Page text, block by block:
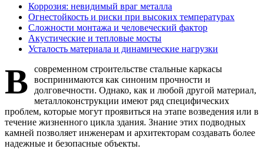
Коррозия: невидимый враг металла
Огнестойкость и риски при высоких температурах
Сложности монтажа и человеческий фактор
Акустические и тепловые мосты
Усталость материала и динамические нагрузки
В
современном строительстве стальные каркасы
воспринимаются как синоним прочности и
долговечности. Однако, как и любой другой материал,
металлоконструкции имеют ряд специфических
проблем, которые могут проявиться на этапе возведения или в
течение жизненного цикла здания. Знание этих подводных
камней позволяет инженерам и архитекторам создавать более
надежные и безопасные объекты.